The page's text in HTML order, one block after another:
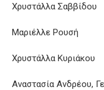
Χρυστάλλα
Μαριέλλε
Χρυστάλλα
Αναστασία Ανδρέου,